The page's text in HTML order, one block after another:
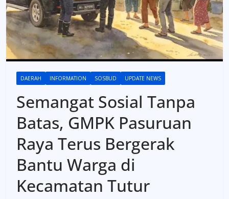
DAERAH INFORMATION SOSBUD UPDATE NEWS
Semangat Sosial Tanpa
Batas, GMPK Pasuruan
Raya Terus Bergerak
Bantu Warga di
Kecamatan Tutur